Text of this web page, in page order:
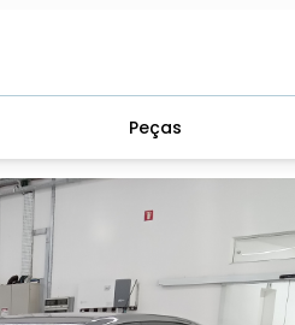
Peças